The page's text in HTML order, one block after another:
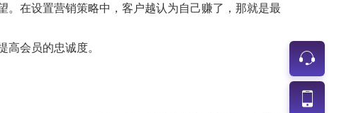
在设置营销策略中，客户越认为自己赚了，那就是最
会员的忠诚度。